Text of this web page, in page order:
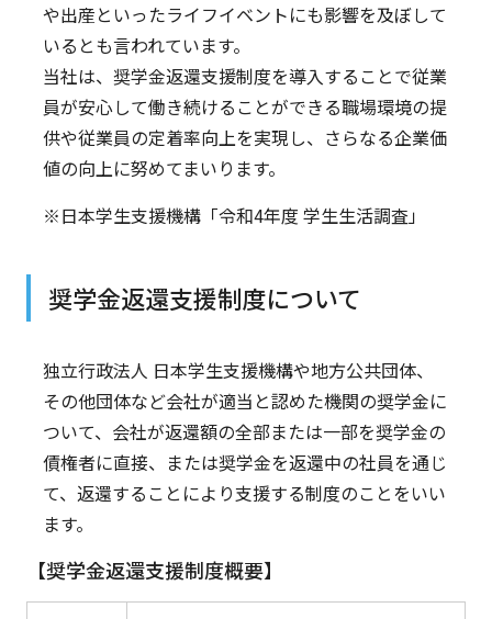
や出産といったライフイベントにも影響を及ぼして
いるとも言われています。
当社は、奨学金返還支援制度を導入することで従業
員が安心して働き続けることができる職場環境の提
供や従業員の定着率向上を実現し、さらなる企業価
値の向上に努めてまいります。
※日本学生支援機構「令和4年度 学生生活調査」
奨学金返還支援制度について
独立行政法人 日本学生支援機構や地方公共団体、
その他団体など会社が適当と認めた機関の奨学金に
ついて、会社が返還額の全部または一部を奨学金の
債権者に直接、または奨学金を返還中の社員を通じ
て、返還することにより支援する制度のことをいい
ます。
【奨学金返還支援制度概要】